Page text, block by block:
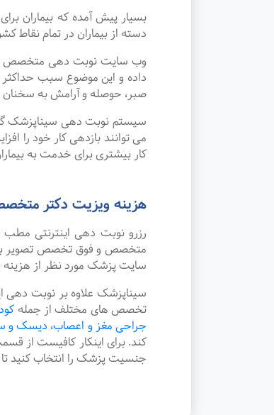
بسیار پیش آمده که بیماران
دسته از بیماران در تمام نقاط
وب سایت نوبت دهی متخصص و
داده و این موضوع سبب
صبر، حوصله و آرامش به سخنان
سیستم نوبت دهی سیناپزشک
می توانند بازدهی کار خود را
کار بیشتری برای خدمت به
هزینه ویزیت دکتر
رزرو نوبت دهی اینترنتی
متخصص و فوق تخصص تصویر
سایت پزشک مورد نظر از
سیناپزشک علاوه بر نوبت دهی
تخصص های مختلف از جمله
جراحی مغز و اعصاب، دیسک و
کند. برای اینکار کافیست از
جنسیت پزشک را انتخاب کنید